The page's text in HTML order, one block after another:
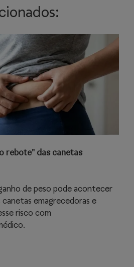
rebote" das canetas
de peso pode acontecer
emagrecedoras e
risco com